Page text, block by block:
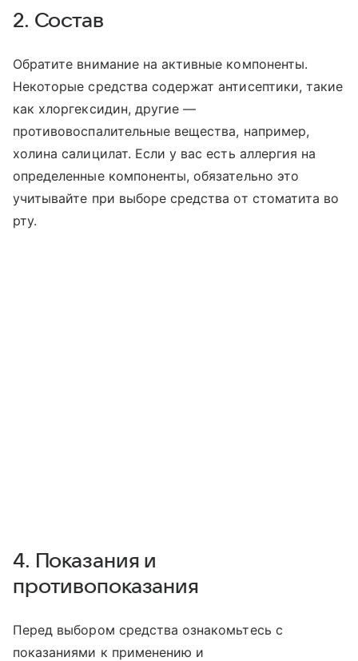
2. Состав
Обратите внимание на активные компоненты.
Некоторые средства содержат антисептики, такие
как хлоргексидин, другие —
противовоспалительные вещества, например,
холина салицилат. Если у вас есть аллергия на
определенные компоненты, обязательно это
учитывайте при выборе средства от стоматита во
рту.
4. Показания и
противопоказания
Перед выбором средства ознакомьтесь с
показаниями к применению и